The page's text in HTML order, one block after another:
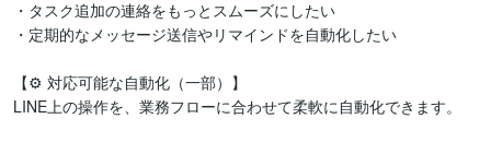
・タスク追加の連絡をもっとスムーズにしたい
・定期的なメッセージ送信やリマインドを自動化したい
【⚙️ 対応可能な自動化（一部）】
LINE上の操作を、業務フローに合わせて柔軟に自動化できます。